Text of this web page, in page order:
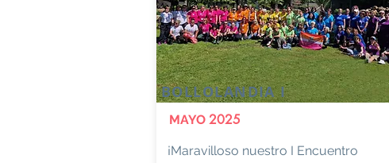
BOLLOLANDIA I
MAYO 2025
¡Maravilloso nuestro I Encuentro